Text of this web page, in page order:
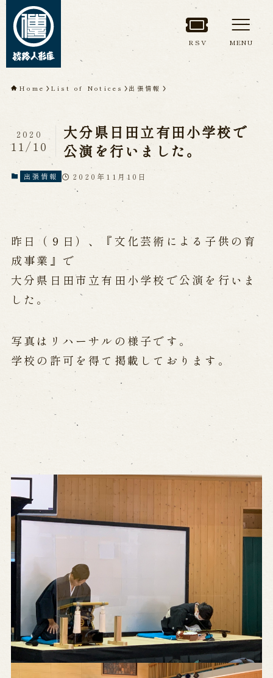
TOP
About Awaji
Ningyoza(Awaji Puppet
Theater)
About ’Awaji Ningyoza'
Living National Treasure, the late
Master Tsuruzawa Tomoji
Origin of the Awaji Ningyoza
People trained at the Awaji
Ningyoza
Performances info
Performance Calendar
Current Performances
Upcoming Performances
Touring show
Touring show
History
Awaji Island and the Myth of the
History of Awaji Ningyo Joruri
Awaji Ningyo Joruri's original
performance
Awaji Ningyo Joruri (Puppet
Theater) Spreading
Traditional Performing Arts in
Minami-Awaji City
Usage Info
RSV MENU
Home List of Notices 出張情報
大分県日田立有田小学校で
公演を行いました。
2020
11/10
出張情報 2020年11月10日
昨日（９日）、『文化芸術による子供の育
成事業』で
大分県日田市立有田小学校で公演を行いま
した。
写真はリハーサルの様子です。
学校の許可を得て掲載しております。